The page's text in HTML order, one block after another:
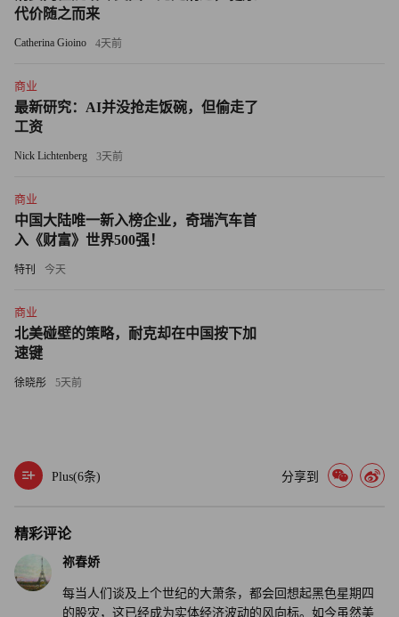
务之后，也得到了类似回报，其首席执行官马克·扎克伯格
快和足够强劲”，能够避免股市泡沫破灭。
85%下调到70%，是因为ChatGPT等技术的出现。
然而，他认为人工智能引起的股市反弹只涉及一个小众市
场。他解释道：“谁都知道，在人工智能出现之前，情况已
多大上涨幅度，还要考虑战争的后续影响等。”
“自从ChatGPT发布以及去年10月和11月以来，迅速引起了
人们的兴趣，而且人们关注的领域非常集中。”
社会的影响，存在着各种不同的意见。
义，它只是通过试错学习的鹦鹉而已。还有人认为人工智能
会改变一切，它将提高生产率，并在诸多方面带来改善。”
格兰瑟姆认为，人工智能的发展过程，与他预测的近期泡沫
代价随之而来
Catherina Gioino 4天前
商业
最新研究：AI并没抢走饭碗，但偷走了
工资
Nick Lichtenberg 3天前
商业
中国大陆唯一新入榜企业，奇瑞汽车首
入《财富》世界500强！
特刊 今天
商业
北美碰壁的策略，耐克却在中国按下加
速键
徐晓彤 5天前
Plus(6条) 分享到
精彩评论
祢春娇
每当人们谈及上个世纪的大萧条，都会回想起黑色星期四
的股灾，这已经成为实体经济波动的风向标。如今虽然美